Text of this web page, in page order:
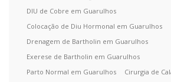
DIU de Cobre em Guarulhos
Colocação de Diu Hormonal em Guarulhos
Drenagem de Bartholin em Guarulhos
Exerese de Bartholin em Guarulhos
Parto Normal em Guarulhos
Cirurgia de